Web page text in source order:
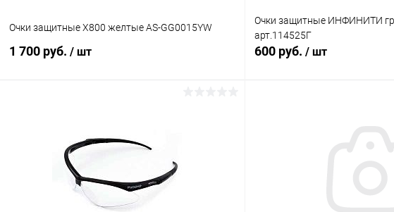
Очки защитные X800 желтые AS-GG0015YW
1 700 руб. / шт
Купить в 1 клик Сравнение
В избранное В наличии
Очки защитные ИНФИНИТИ
арт.114525Г
600 руб. / шт